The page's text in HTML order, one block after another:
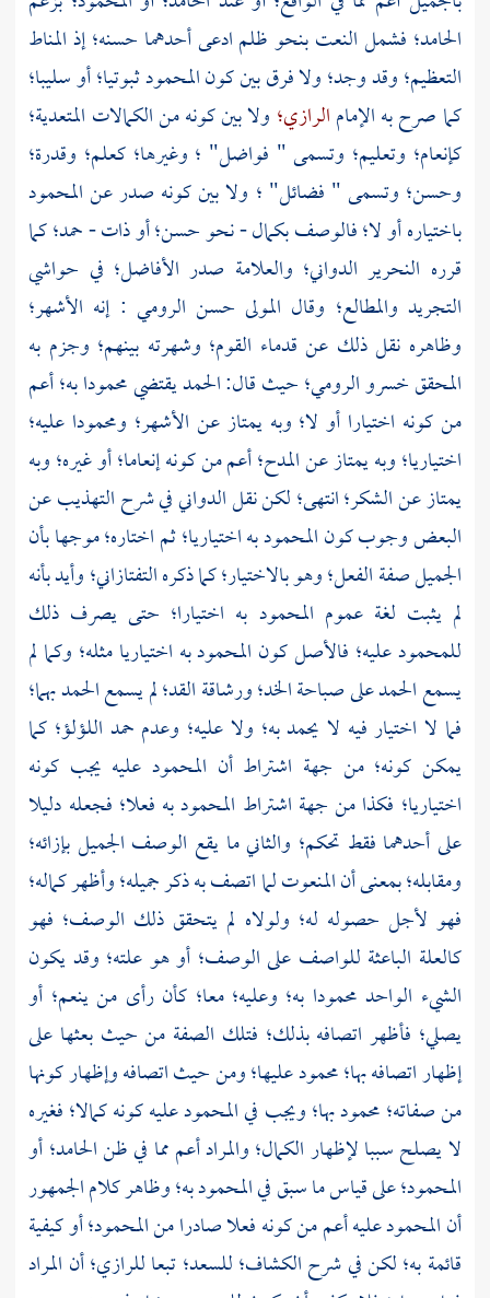
الحامد؛ فشمل النعت بنحو ظلم ادعى أحدهما حسنه؛ إذ المناط
التعظيم؛ وقد وجد؛ ولا فرق بين كون المحمود ثبوتيا؛ أو سليبا؛
كما صرح به الإمامالرازي؛ ولا بين كونه من الكمالات المتعدية؛
كإنعام؛ وتعليم؛ وتسمى " فواضل" ؛ وغيرها؛ كعلم؛ وقدرة؛
وحسن؛ وتسمى " فضائل" ؛ ولا بين كونه صدر عن المحمود
باختياره أو لا؛ فالوصف بكمال - نحو حسن؛ أو ذات - حمد؛ كما
قرره النحرير الدواني؛ والعلامة صدر الأفاضل؛ في حواشي
التجريد والمطالع؛ وقال المولى حسن الرومي : إنه الأشهر؛
وظاهره نقل ذلك عن قدماء القوم؛ وشهرته بينهم؛ وجزم به
المحققخسرو الرومي؛حيث قال: الحمد يقتضي محمودا به؛ أعم
من كونه اختيارا أو لا؛ وبه يمتاز عن الأشهر؛ ومحمودا عليه؛
اختياريا؛ وبه يمتاز عن المدح؛ أعم من كونه إنعاما؛ أو غيره؛ وبه
يمتاز عن الشكر؛ انتهى؛ لكن نقل الدواني في شرح التهذيب عن
البعض وجوب كون المحمود به اختياريا؛ ثم اختاره؛ موجها بأن
الجميل صفة الفعل؛ وهو بالاختيار؛ كما ذكرهالتفتازاني؛وأيد بأنه
لم يثبت لغة عموم المحمود به اختيارا؛ حتى يصرف ذلك
للمحمود عليه؛ فالأصل كون المحمود به اختياريا مثله؛ وكما لم
يسمع الحمد على صباحة الخد؛ ورشاقة القد؛ لم يسمع الحمد بهما؛
فما لا اختيار فيه لا يحمد به؛ ولا عليه؛ وعدم حمد اللؤلؤ؛ كما
يمكن كونه؛ من جهة اشتراط أن المحمود عليه يجب كونه
اختياريا؛ فكذا من جهة اشتراط المحمود به فعلا؛ فجعله دليلا
على أحدهما فقط تحكم؛ والثاني ما يقع الوصف الجميل بإزائه؛
ومقابله؛ بمعنى أن المنعوت لما اتصف به ذكر جميله؛ وأظهر كماله؛
فهو لأجل حصوله له؛ ولولاه لم يتحقق ذلك الوصف؛ فهو
كالعلة الباعثة للواصف على الوصف؛ أو هو علته؛ وقد يكون
الشيء الواحد محمودا به؛ وعليه؛ معا؛ كأن رأى من ينعم؛ أو
يصلي؛ فأظهر اتصافه بذلك؛ فتلك الصفة من حيث بعثها على
إظهار اتصافه بها؛ محمود عليها؛ ومن حيث اتصافه وإظهار كونها
من صفاته؛ محمود بها؛ ويجب في المحمود عليه كونه كمالا؛ فغيره
لا يصلح سببا لإظهار الكمال؛ والمراد أعم مما في ظن الحامد؛ أو
المحمود؛ على قياس ما سبق في المحمود به؛ وظاهر كلام الجمهور
أن المحمود عليه أعم من كونه فعلا صادرا من المحمود؛ أو كيفية
قائمة به؛ لكن في شرح الكشاف؛للسعد؛تبعاللرازي؛أن المراد